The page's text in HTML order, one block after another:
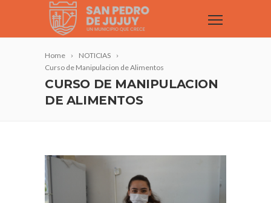
Home
NOTICIAS
Curso de Manipulacion de Alimentos
CURSO DE MANIPULACION
DE ALIMENTOS